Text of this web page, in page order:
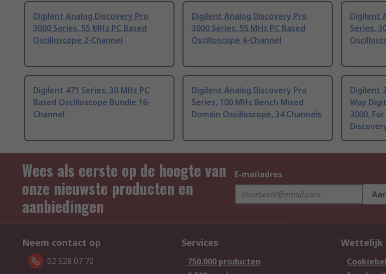
Digilent Analog Discovery Pro
3000 Series, 55 MHz PC Based
Oscilloscope 2-Channel
Digilent Analog Discovery Pro
3000 Series, 55 MHz PC Based
Oscilloscope 4-Channel
Digilent
Series,
Digilent 471 Series, 30 MHz PC
Based Oscilloscope Bundle 16-
Channel
Digilent Analog Discovery Pro
Series, 100 MHz Bench Mixed
Domain Oscilloscope, 34 Channels
Digilent
Way
3000,
Wees als eerste op de hoogte van
onze nieuwste producten en
aanbiedingen
E-mailadres
Neem contact op
02 528 07 70
Services
750.000 producten
Wettelijk